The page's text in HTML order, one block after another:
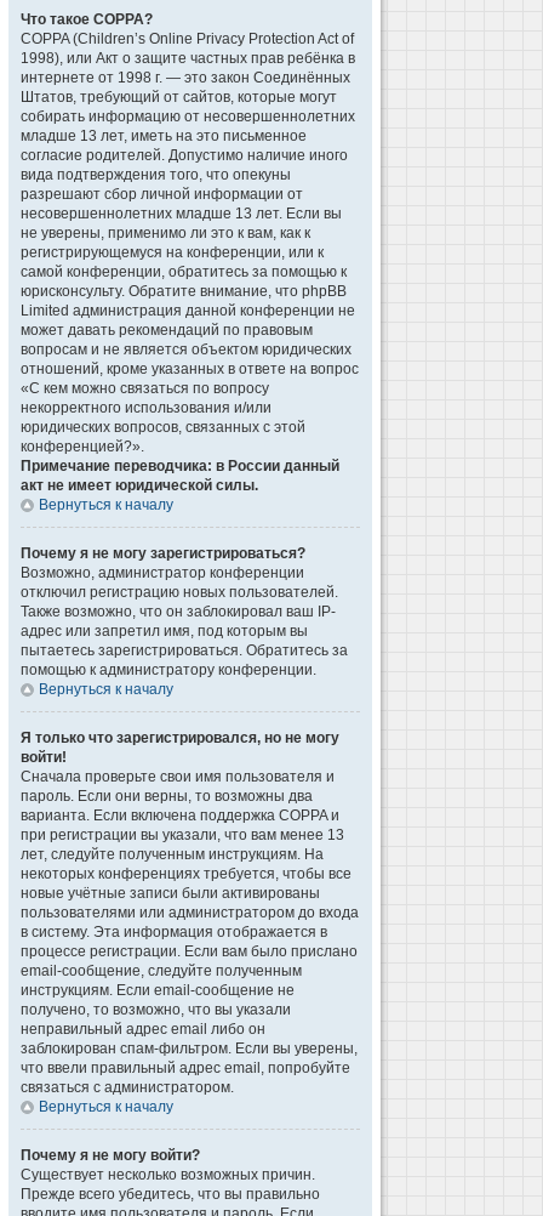
Что такое COPPA?
COPPA (Children’s Online Privacy Protection Act of
1998), или Акт о защите частных прав ребёнка в
интернете от 1998 г. — это закон Соединённых
Штатов, требующий от сайтов, которые могут
собирать информацию от несовершеннолетних
младше 13 лет, иметь на это письменное
согласие родителей. Допустимо наличие иного
вида подтверждения того, что опекуны
разрешают сбор личной информации от
несовершеннолетних младше 13 лет. Если вы
не уверены, применимо ли это к вам, как к
регистрирующемуся на конференции, или к
самой конференции, обратитесь за помощью к
юрисконсульту. Обратите внимание, что phpBB
Limited администрация данной конференции не
может давать рекомендаций по правовым
вопросам и не является объектом юридических
отношений, кроме указанных в ответе на вопрос
«С кем можно связаться по вопросу
некорректного использования и/или
юридических вопросов, связанных с этой
конференцией?».
Примечание переводчика: в России данный
акт не имеет юридической силы.
Вернуться к началу
Почему я не могу зарегистрироваться?
Возможно, администратор конференции
отключил регистрацию новых пользователей.
Также возможно, что он заблокировал ваш IP-
адрес или запретил имя, под которым вы
пытаетесь зарегистрироваться. Обратитесь за
помощью к администратору конференции.
Вернуться к началу
Я только что зарегистрировался, но не могу
войти!
Сначала проверьте свои имя пользователя и
пароль. Если они верны, то возможны два
варианта. Если включена поддержка COPPA и
при регистрации вы указали, что вам менее 13
лет, следуйте полученным инструкциям. На
некоторых конференциях требуется, чтобы все
новые учётные записи были активированы
пользователями или администратором до входа
в систему. Эта информация отображается в
процессе регистрации. Если вам было прислано
email-сообщение, следуйте полученным
инструкциям. Если email-сообщение не
получено, то возможно, что вы указали
неправильный адрес email либо он
заблокирован спам-фильтром. Если вы уверены,
что ввели правильный адрес email, попробуйте
связаться с администратором.
Вернуться к началу
Почему я не могу войти?
Существует несколько возможных причин.
Прежде всего убедитесь, что вы правильно